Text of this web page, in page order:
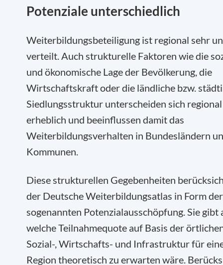
Potenziale unterschiedlich
Weiterbildungsbeteiligung ist regional sehr
verteilt. Auch strukturelle Faktoren wie die
und ökonomische Lage der Bevölkerung, die
Wirtschaftskraft oder die ländliche bzw.
Siedlungsstruktur unterscheiden sich regional
erheblich und beeinflussen damit das
Weiterbildungsverhalten in Bundesländern
Kommunen.
Diese strukturellen Gegebenheiten
der Deutsche Weiterbildungsatlas in Form der
sogenannten Potenzialausschöpfung. Sie gibt
welche Teilnahmequote auf Basis der
Sozial-, Wirtschafts- und Infrastruktur für
Region theoretisch zu erwarten wäre.